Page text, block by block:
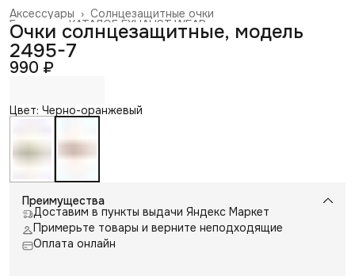
Солнцезащитные очки
Аксессуары ›
КАТАЛОГ EXHAUST WEAR
Главная
Очки солнцезащитные, модель
2495-7
990 ₽
Цвет: Черно-оранжевый
Преимущества
Доставим в пункты выдачи Яндекс Маркет
Примерьте товары и верните неподходящие
Оплата онлайн